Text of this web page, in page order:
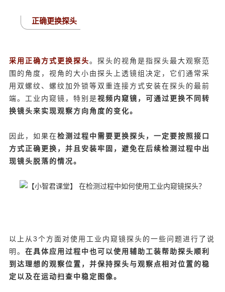
正确更换探头
采用正确方式更换探头。探头的视角是指探头最大观察范
围的角度，视角的大小由探头上透镜组决定，它们通常采
用双螺纹、螺纹加外锁等双重连接方式安装在探头的最前
端。工业内窥镜，特别是视频内窥镜，可通过更换不同转
换镜头来实现观察方向角度的变化。
因此，如果在检测过程中需要更换探头，一定要按照接口
方式正确更换，并且安装牢固，避免在后续检测过程中出
现镜头脱落的情况。
以上从3个方面对使用工业内窥镜探头的一些问题进行了说
明。 在具体应用过程中也可以使用辅助工装帮助探头顺利
到达理想的观察位置，并保持探头与观察点相对位置的稳
定以及在运动扫查中稳定图像。